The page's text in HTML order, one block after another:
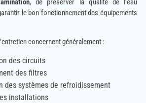
, de préserver la qualité de l’eau
le bon fonctionnement des équipements
concernent généralement :
des circuits
des filtres
des systèmes de refroidissement
installations